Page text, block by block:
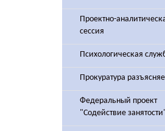
Проектно-
сессия
Психологическая
Прокуратура
Федеральный проект
"Содействие